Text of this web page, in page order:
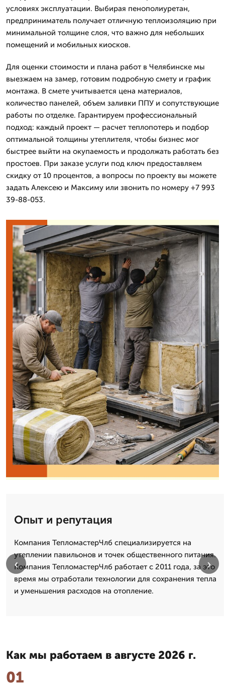
условиях эксплуатации. Выбирая пенополиуретан,
предприниматель получает отличную теплоизоляцию при
минимальной толщине слоя, что важно для небольших
помещений и мобильных киосков.
Для оценки стоимости и плана работ в Челябинске мы
выезжаем на замер, готовим подробную смету и график
монтажа. В смете учитывается цена материалов,
количество панелей, объем заливки ППУ и сопутствующие
работы по отделке. Гарантируем профессиональный
подход: каждый проект — расчет теплопотерь и подбор
оптимальной толщины утеплителя, чтобы бизнес мог
быстрее выйти на окупаемость и продолжать работать без
простоев. При заказе услуги под ключ предоставляем
скидку от 10 процентов, а вопросы по проекту вы можете
задать Алексею и Максиму или звонить по номеру +7 993
39-88-053.
Опыт и репутация
Компания ТепломастерЧлб специализируется на
утеплении павильонов и точек общественного питания.
Компания ТепломастерЧлб работает с 2011 года, за это
время мы отработали технологии для сохранения тепла
и уменьшения расходов на отопление.
‹ ›
Как мы работаем в августе 2026 г.
01